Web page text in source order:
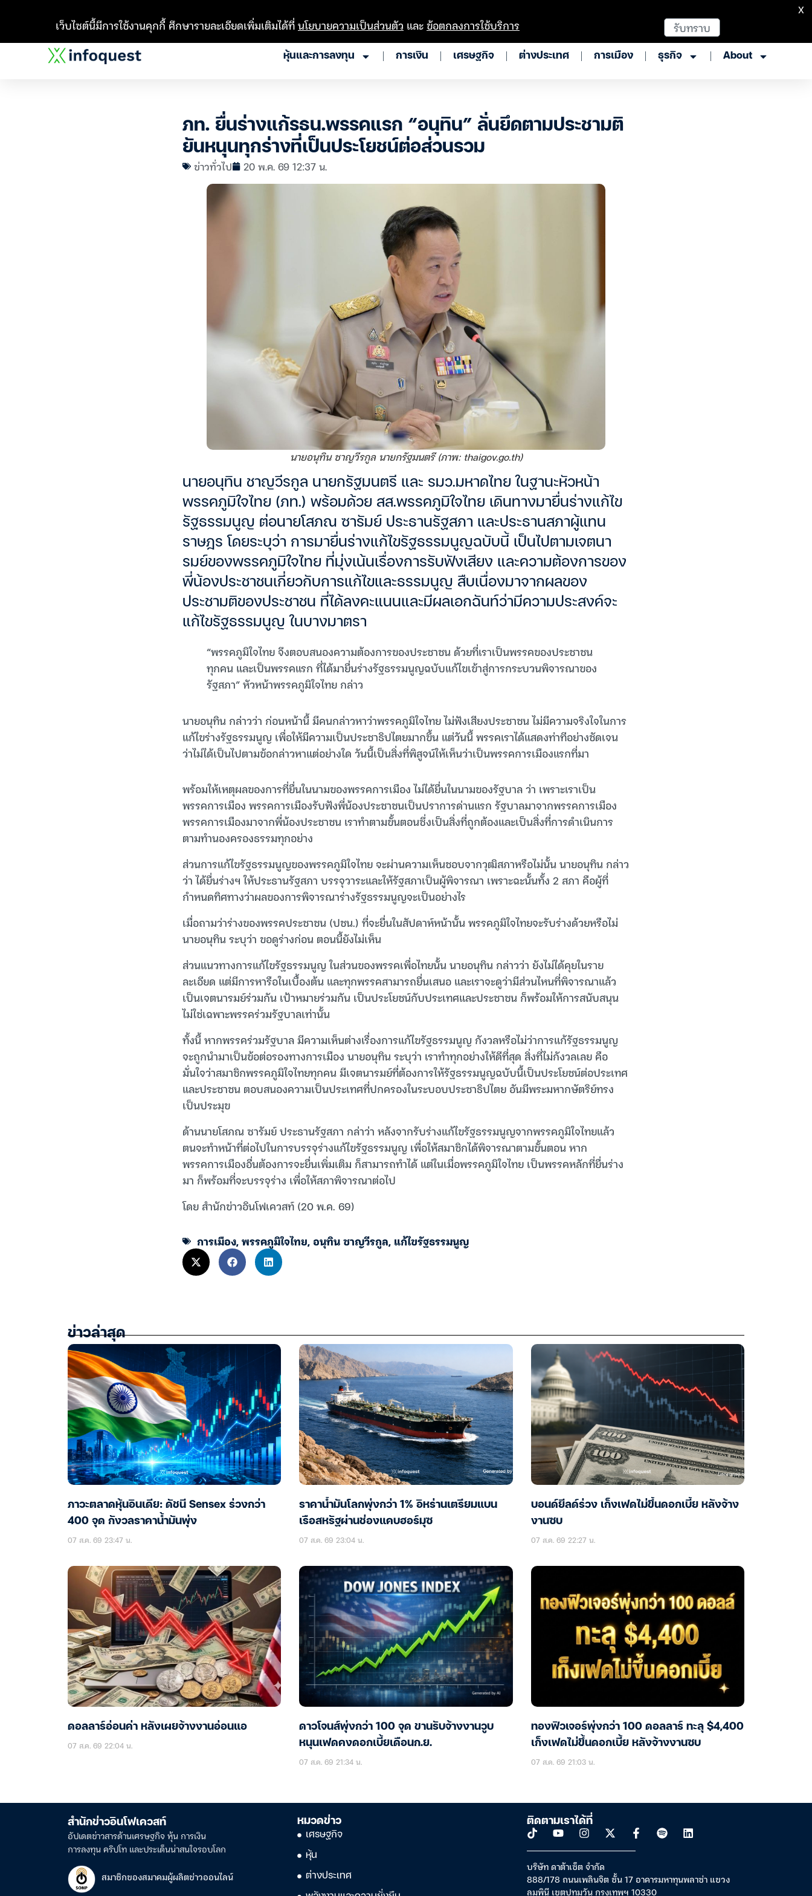
หุ้นและการลงทุน การเงิน เศรษฐกิจ ต่างประเทศ การเมือง ธุรกิจ About
ภท. ยื่นร่างแก้รธน.พรรคแรก “อนุทิน” ลั่นยึดตามประชามติ
ยันหนุนทุกร่างที่เป็นประโยชน์ต่อส่วนรวม
ข่าวทั่วไป 20 พ.ค. 69 12:37 น.
นายอนุทิน ชาญวีรกูล นายกรัฐมนตรี (ภาพ: thaigov.go.th)
นายอนุทิน ชาญวีรกูล นายกรัฐมนตรี และ รมว.มหาดไทย ในฐานะหัวหน้า
พรรคภูมิใจไทย (ภท.) พร้อมด้วย สส.พรรคภูมิใจไทย เดินทางมายื่นร่างแก้ไข
รัฐธรรมนูญ ต่อนายโสภณ ซารัมย์ ประธานรัฐสภา และประธานสภาผู้แทน
ราษฎร โดยระบุว่า การมายื่นร่างแก้ไขรัฐธรรมนูญฉบับนี้ เป็นไปตามเจตนา
รมย์ของพรรคภูมิใจไทย ที่มุ่งเน้นเรื่องการรับฟังเสียง และความต้องการของ
พี่น้องประชาชนเกี่ยวกับการแก้ไขและธรรมนูญ สืบเนื่องมาจากผลของ
ประชามติของประชาชน ที่ได้ลงคะแนนและมีผลเอกฉันท์ว่ามีความประสงค์จะ
แก้ไขรัฐธรรมนูญ ในบางมาตรา
“พรรคภูมิใจไทย จึงตอบสนองความต้องการของประชาชน ด้วยที่เราเป็นพรรคของประชาชน
ทุกคน และเป็นพรรคแรก ที่ได้มายื่นร่างรัฐธรรมนูญฉบับแก้ไขเข้าสู่การกระบวนพิจารณาของ
รัฐสภา” หัวหน้าพรรคภูมิใจไทย กล่าว
นายอนุทิน กล่าวว่า ก่อนหน้านี้ มีคนกล่าวหาว่าพรรคภูมิใจไทย ไม่ฟังเสียงประชาชน ไม่มีความจริงใจในการ
แก้ไขร่างรัฐธรรมนูญ เพื่อให้มีความเป็นประชาธิปไตยมากขึ้น แต่วันนี้ พรรคเราได้แสดงท่าทีอย่างชัดเจน
ว่าไม่ได้เป็นไปตามข้อกล่าวหาแต่อย่างใด วันนี้เป็นสิ่งที่พิสูจน์ให้เห็นว่าเป็นพรรคการเมืองแรกที่มา
พร้อมให้เหตุผลของการที่ยื่นในนามของพรรคการเมือง ไม่ได้ยื่นในนามของรัฐบาล ว่า เพราะเราเป็น
พรรคการเมือง พรรคการเมืองรับฟังพี่น้องประชาชนเป็นปราการด่านแรก รัฐบาลมาจากพรรคการเมือง
พรรคการเมืองมาจากพี่น้องประชาชน เราทำตามขั้นตอนซึ่งเป็นสิ่งที่ถูกต้องและเป็นสิ่งที่การดำเนินการ
ตามทำนองครองธรรมทุกอย่าง
ส่วนการแก้ไขรัฐธรรมนูญของพรรคภูมิใจไทย จะผ่านความเห็นชอบจากวุฒิสภาหรือไม่นั้น นายอนุทิน กล่าว
ว่า ได้ยื่นร่างฯ ให้ประธานรัฐสภา บรรจุวาระและให้รัฐสภาเป็นผู้พิจารณา เพราะฉะนั้นทั้ง 2 สภา คือผู้ที่
กำหนดทิศทางว่าผลของการพิจารณาร่างรัฐธรรมนูญจะเป็นอย่างไร
เมื่อถามว่าร่างของพรรคประชาชน (ปชน.) ที่จะยื่นในสัปดาห์หน้านั้น พรรคภูมิใจไทยจะรับร่างด้วยหรือไม่
นายอนุทิน ระบุว่า ขอดูร่างก่อน ตอนนี้ยังไม่เห็น
ส่วนแนวทางการแก้ไขรัฐธรรมนูญ ในส่วนของพรรคเพื่อไทยนั้น นายอนุทิน กล่าวว่า ยังไม่ได้คุยในราย
ละเอียด แต่มีการหารือในเบื้องต้น และทุกพรรคสามารถยื่นเสนอ และเราจะดูว่ามีส่วนไหนที่พิจารณาแล้ว
เป็นเจตนารมย์ร่วมกัน เป้าหมายร่วมกัน เป็นประโยชน์กับประเทศและประชาชน ก็พร้อมให้การสนับสนุน
ไม่ใช่เฉพาะพรรคร่วมรัฐบาลเท่านั้น
ทั้งนี้ หากพรรคร่วมรัฐบาล มีความเห็นต่างเรื่องการแก้ไขรัฐธรรมนูญ กังวลหรือไม่ว่าการแก้รัฐธรรมนูญ
จะถูกนำมาเป็นข้อต่อรองทางการเมือง นายอนุทิน ระบุว่า เราทำทุกอย่างให้ดีที่สุด สิ่งที่ไม่กังวลเลย คือ
มั่นใจว่าสมาชิกพรรคภูมิใจไทยทุกคน มีเจตนารมย์ที่ต้องการให้รัฐธรรมนูญฉบับนี้เป็นประโยชน์ต่อประเทศ
และประชาชน ตอบสนองความเป็นประเทศที่ปกครองในระบอบประชาธิปไตย อันมีพระมหากษัตริย์ทรง
เป็นประมุข
ด้านนายโสภณ ซารัมย์ ประธานรัฐสภา กล่าว่า หลังจากรับร่างแก้ไขรัฐธรรมนูญจากพรรคภูมิใจไทยแล้ว
ตนจะทำหน้าที่ต่อไปในการบรรจุร่างแก้ไขรัฐธรรมนูญ เพื่อให้สมาชิกได้พิจารณาตามขั้นตอน หาก
พรรคการเมืองอื่นต้องการจะยื่นเพิ่มเติม ก็สามารถทำได้ แต่ในเมื่อพรรคภูมิใจไทย เป็นพรรคหลักที่ยื่นร่าง
มา ก็พร้อมที่จะบรรจุร่าง เพื่อให้สภาพิจารณาต่อไป
โดย สำนักข่าวอินโฟเควสท์ (20 พ.ค. 69)
การเมือง,พรรคภูมิใจไทย,อนุทิน ชาญวีรกูล, แก้ไขรัฐธรรมนูญ
ข่าวล่าสุด
ภาวะตลาดหุ้นอินเดีย: ดัชนี Sensex ร่วงกว่า
400 จุด กังวลราคาน้ำมันพุ่ง
07 ส.ค. 69 23:47 น.
ราคาน้ำมันโลกพุ่งกว่า 1% อิหร่านเตรียมแบน
เรือสหรัฐผ่านช่องแคบฮอร์มุซ
07 ส.ค. 69 23:04 น.
บอนด์ยีลด์ร่วง เก็งเฟดไม่ขึ้นดอกเบี้ย หลังจ้าง
งานซบ
07 ส.ค. 69 22:27 น.
ดอลลาร์อ่อนค่า หลังเผยจ้างงานอ่อนแอ
07 ส.ค. 69 22:04 น.
ดาวโจนส์พุ่งกว่า 100 จุด ขานรับจ้างงานวูบ
หนุนเฟดคงดอกเบี้ยเดือนก.ย.
07 ส.ค. 69 21:34 น.
ทองฟิวเจอร์พุ่งกว่า 100 ดอลลาร์ ทะลุ $4,400
เก็งเฟดไม่ขึ้นดอกเบี้ย หลังจ้างงานซบ
07 ส.ค. 69 21:03 น.
สำนักข่าวอินโฟเควสท์
อัปเดตข่าวสารด้านเศรษฐกิจ หุ้น การเงิน
การลงทุน คริปโท และประเด็นน่าสนใจรอบโลก
สมาชิกของสมาคมผู้ผลิตข่าวออนไลน์
หมวดข่าว
เศรษฐกิจ
หุ้น
ต่างประเทศ
ติดตามเราได้ที่
บริษัท ดาต้าเซ็ต จำกัด
888/178 ถนนเพลินจิต ชั้น 17 อาคารมหาทุนพลาซ่า แขวง
ลุมพินี เขตปทุมวัน กรุงเทพฯ 10330
เว็บไซต์นี้มีการใช้งานคุกกี้ ศึกษารายละเอียดเพิ่มเติมได้ที่นโยบายความเป็นส่วนตัว และข้อตกลงการใช้บริการ รับทราบ
X